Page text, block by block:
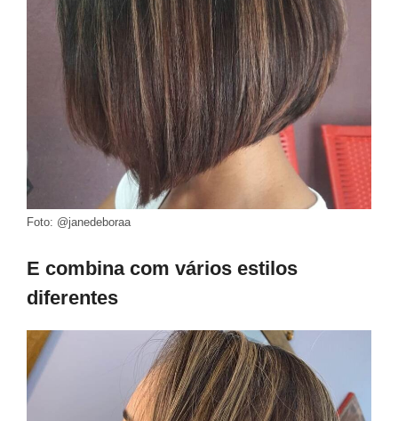
Foto: @janedeboraa
E combina com vários estilos
diferentes